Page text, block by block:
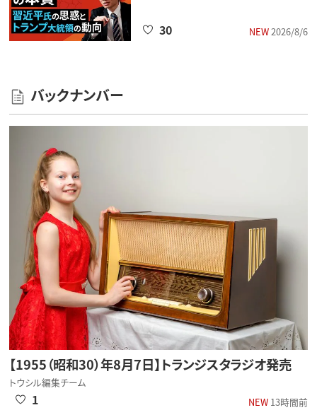
NEW2026/8/6
30
バックナンバー
【1955（昭和30）年8月7日】トランジスタラジオ発売
トウシル編集チーム
NEW13時間前
1